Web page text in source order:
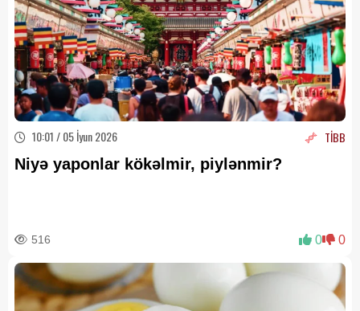
10:01 / 05 İyun 2026 TİBB
Niyə yaponlar kökəlmir, piylənmir?
516 0 0